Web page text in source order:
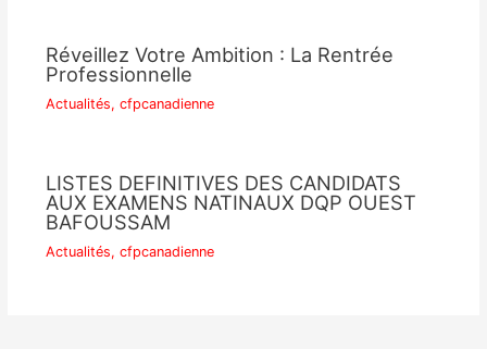
Réveillez Votre Ambition : La Rentrée
Professionnelle
Actualités, cfpcanadienne
LISTES DEFINITIVES DES CANDIDATS
AUX EXAMENS NATINAUX DQP OUEST
BAFOUSSAM
Actualités, cfpcanadienne